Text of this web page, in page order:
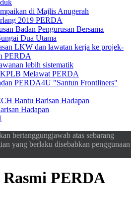
di Majlis Anugerah
2019 PERDA
Badan Pengurusan Bersama
Dua Utama
LKW dan lawatan kerja ke projek-
PERDA
lebih sistematik
Melawat PERDA
PERDA4U "Santun Frontliners"
Bantu Barisan Hadapan
Hadapan
bertanggungjawab atas sebarang
yang berlaku disebabkan penggunaan
PERDA